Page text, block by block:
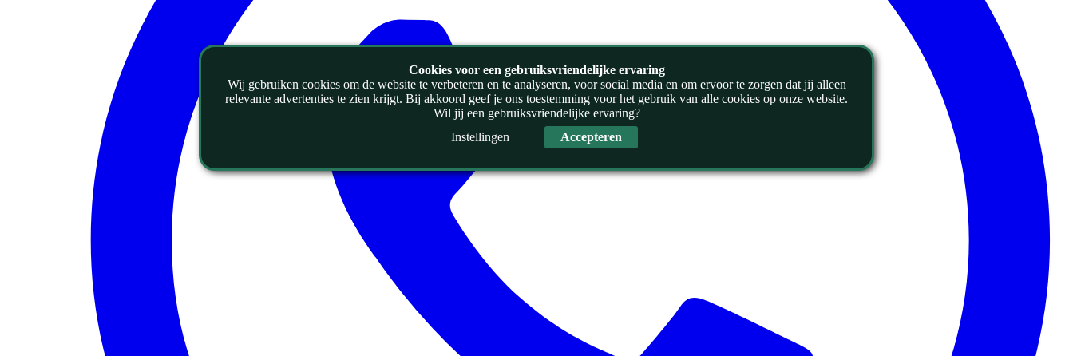
Cookies voor een gebruiksvriendelijke ervaring
Wij gebruiken cookies om de website te verbeteren en te analyseren, voor social media en om ervoor te zorgen dat jij alleen
relevante advertenties te zien krijgt. Bij akkoord geef je ons toestemming voor het gebruik van alle cookies op onze website.
Wil jij een gebruiksvriendelijke ervaring?
Instellingen
Accepteren